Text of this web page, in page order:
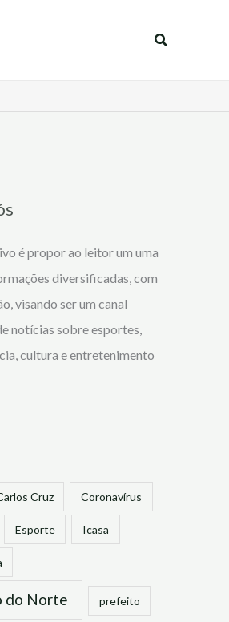
Pesquisar
é propor ao leitor um uma
diversificadas, com
visando ser um canal
notícias sobre esportes,
cultura e entretenimento
Cruz Coronavírus
Esporte Icasa
do Norte prefeito